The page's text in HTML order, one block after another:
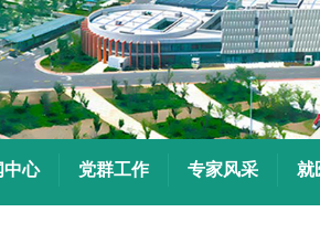
中心 党群工作 专家风采 就